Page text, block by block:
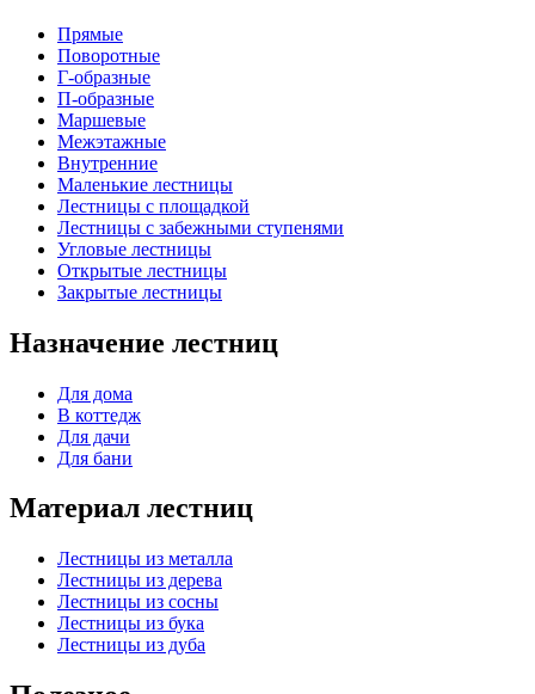
Прямые
Поворотные
Г-образные
П-образные
Маршевые
Межэтажные
Внутренние
Маленькие лестницы
Лестницы с площадкой
Лестницы с забежными ступенями
Угловые лестницы
Открытые лестницы
Закрытые лестницы
Назначение лестниц
Для дома
В коттедж
Для дачи
Для бани
Материал лестниц
Лестницы из металла
Лестницы из дерева
Лестницы из сосны
Лестницы из бука
Лестницы из дуба